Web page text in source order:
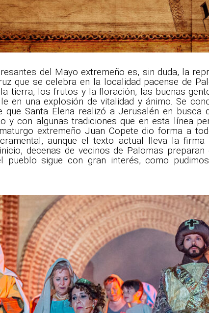
del Mayo extremeño es, sin duda, la
que se celebra en la localidad pacense de
tierra, los frutos y la floración, las buenas
en una explosión de vitalidad y ánimo. Se
que Santa Elena realizó a Jerusalén en busca
y con algunas tradiciones que en esta línea
extremeño Juan Copete dio forma a
aunque el texto actual lleva la
decenas de vecinos de Palomas
pueblo sigue con gran interés, como